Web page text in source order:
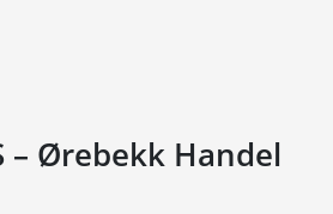
– Ørebekk Handel